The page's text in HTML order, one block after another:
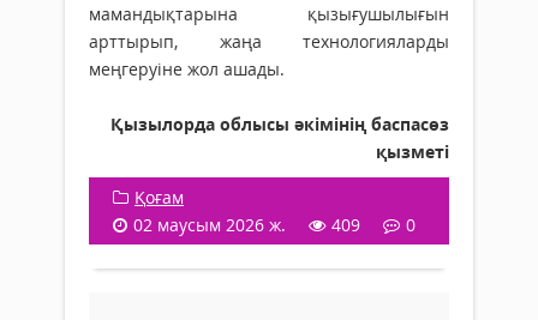
мамандықтарына қызығушылығын
арттырып, жаңа технологияларды
меңгеруіне жол ашады.
Қызылорда облысы әкімінің баспасөз
қызметі
Қоғам
02 маусым 2026 ж.
409 0